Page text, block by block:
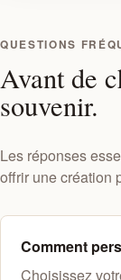
QUESTIONS
Avant de
souvenir.
Les réponses
offrir une création
Comment
Choisissez